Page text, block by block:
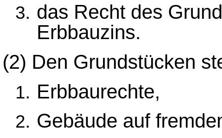
das Recht des
Erbbauzins.
(2) Den Grundstücken
Erbbaurechte,
Gebäude auf